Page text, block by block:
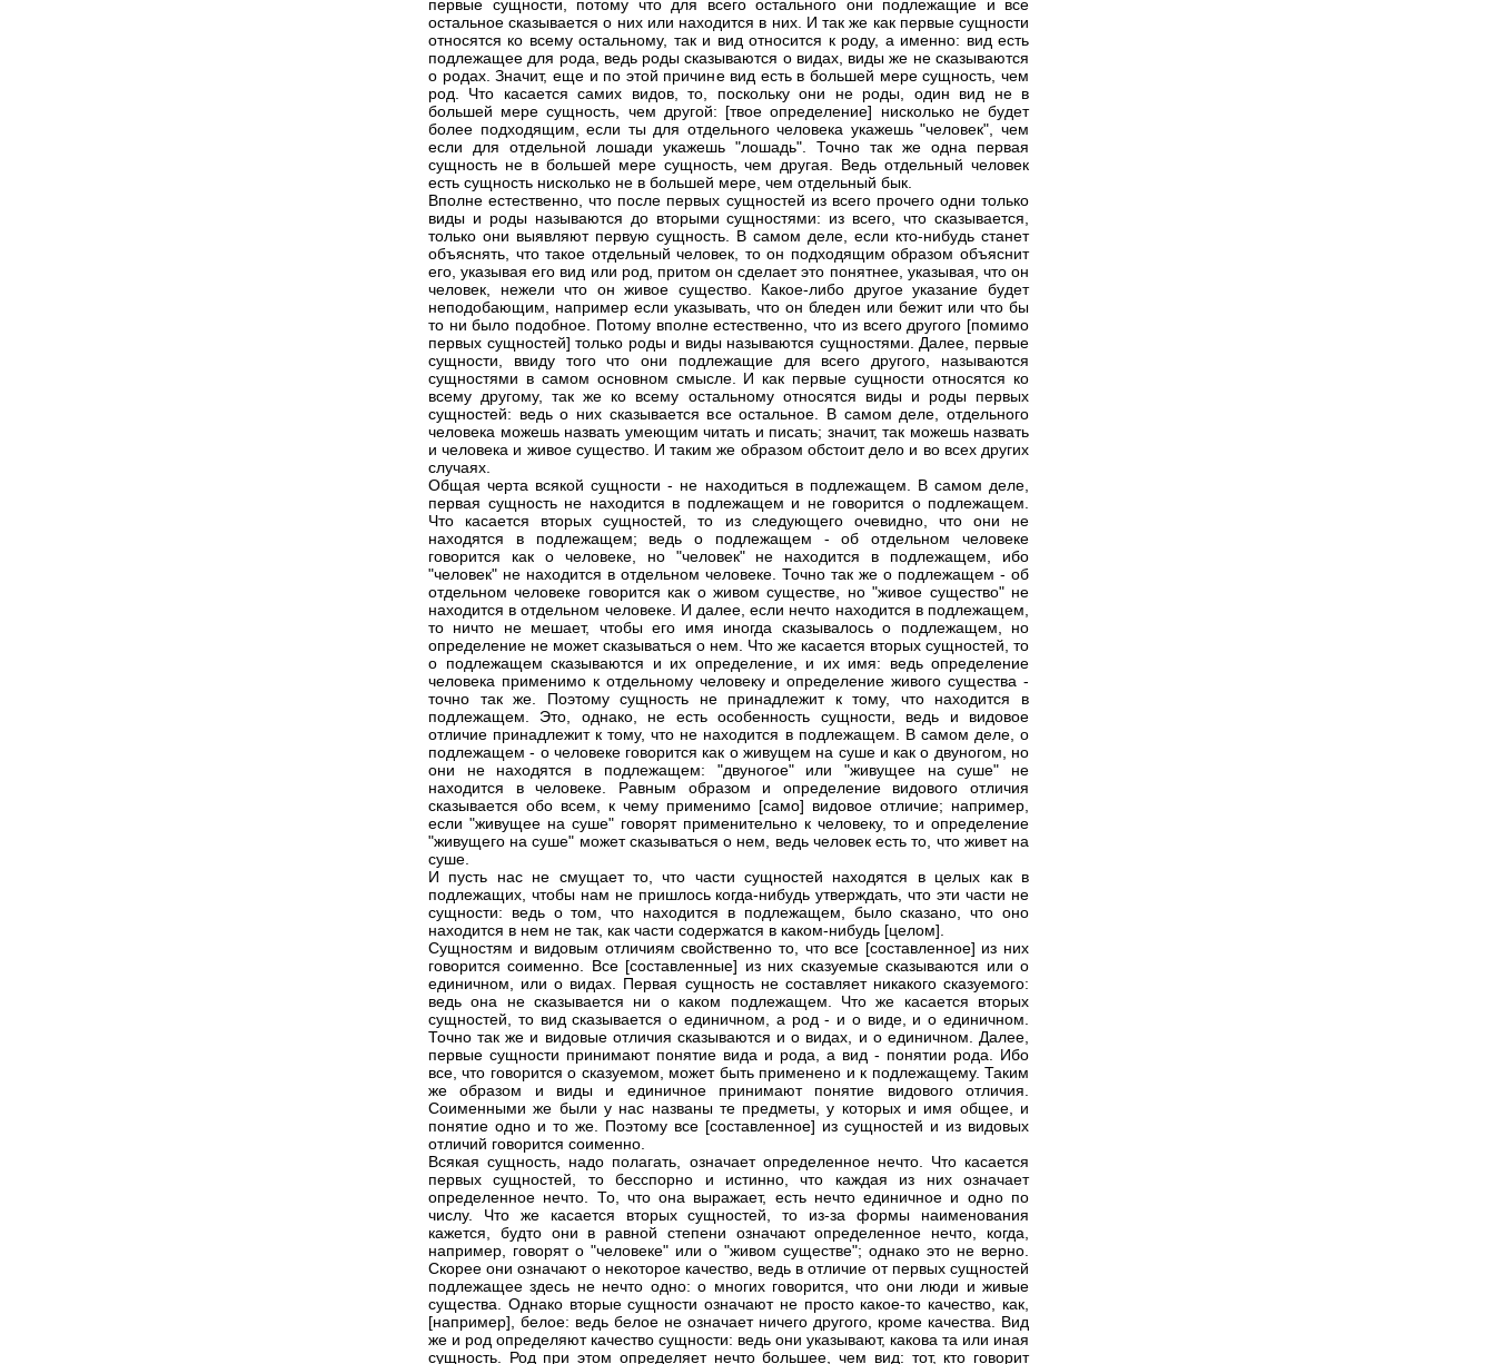
первые сущности, потому что для всего остального они подлежащие и все
остальное сказывается о них или находится в них. И так же как первые сущности
относятся ко всему остальному, так и вид относится к роду, а именно: вид есть
подлежащее для рода, ведь роды сказываются о видах, виды же не сказываются
о родах. Значит, еще и по этой причине вид есть в большей мере сущность, чем
род. Что касается самих видов, то, поскольку они не роды, один вид не в
большей мере сущность, чем другой: [твое определение] нисколько не будет
более подходящим, если ты для отдельного человека укажешь "человек", чем
если для отдельной лошади укажешь "лошадь". Точно так же одна первая
сущность не в большей мере сущность, чем другая. Ведь отдельный человек
есть сущность нисколько не в большей мере, чем отдельный бык.
Вполне естественно, что после первых сущностей из всего прочего одни только
виды и роды называются до вторыми сущностями: из всего, что сказывается,
только они выявляют первую сущность. В самом деле, если кто-нибудь станет
объяснять, что такое отдельный человек, то он подходящим образом объяснит
его, указывая его вид или род, притом он сделает это понятнее, указывая, что он
человек, нежели что он живое существо. Какое-либо другое указание будет
неподобающим, например если указывать, что он бледен или бежит или что бы
то ни было подобное. Потому вполне естественно, что из всего другого [помимо
первых сущностей] только роды и виды называются сущностями. Далее, первые
сущности, ввиду того что они подлежащие для всего другого, называются
сущностями в самом основном смысле. И как первые сущности относятся ко
всему другому, так же ко всему остальному относятся виды и роды первых
сущностей: ведь о них сказывается все остальное. В самом деле, отдельного
человека можешь назвать умеющим читать и писать; значит, так можешь назвать
и человека и живое существо. И таким же образом обстоит дело и во всех других
случаях.
Общая черта всякой сущности - не находиться в подлежащем. В самом деле,
первая сущность не находится в подлежащем и не говорится о подлежащем.
Что касается вторых сущностей, то из следующего очевидно, что они не
находятся в подлежащем; ведь о подлежащем - об отдельном человеке
говорится как о человеке, но "человек" не находится в подлежащем, ибо
"человек" не находится в отдельном человеке. Точно так же о подлежащем - об
отдельном человеке говорится как о живом существе, но "живое существо" не
находится в отдельном человеке. И далее, если нечто находится в подлежащем,
то ничто не мешает, чтобы его имя иногда сказывалось о подлежащем, но
определение не может сказываться о нем. Что же касается вторых сущностей, то
о подлежащем сказываются и их определение, и их имя: ведь определение
человека применимо к отдельному человеку и определение живого существа -
точно так же. Поэтому сущность не принадлежит к тому, что находится в
подлежащем. Это, однако, не есть особенность сущности, ведь и видовое
отличие принадлежит к тому, что не находится в подлежащем. В самом деле, о
подлежащем - о человеке говорится как о живущем на суше и как о двуногом, но
они не находятся в подлежащем: "двуногое" или "живущее на суше" не
находится в человеке. Равным образом и определение видового отличия
сказывается обо всем, к чему применимо [само] видовое отличие; например,
если "живущее на суше" говорят применительно к человеку, то и определение
"живущего на суше" может сказываться о нем, ведь человек есть то, что живет на
суше.
И пусть нас не смущает то, что части сущностей находятся в целых как в
подлежащих, чтобы нам не пришлось когда-нибудь утверждать, что эти части не
сущности: ведь о том, что находится в подлежащем, было сказано, что оно
находится в нем не так, как части содержатся в каком-нибудь [целом].
Сущностям и видовым отличиям свойственно то, что все [составленное] из них
говорится соименно. Все [составленные] из них сказуемые сказываются или о
единичном, или о видах. Первая сущность не составляет никакого сказуемого:
ведь она не сказывается ни о каком подлежащем. Что же касается вторых
сущностей, то вид сказывается о единичном, а род - и о виде, и о единичном.
Точно так же и видовые отличия сказываются и о видах, и о единичном. Далее,
первые сущности принимают понятие вида и рода, а вид - понятии рода. Ибо
все, что говорится о сказуемом, может быть применено и к подлежащему. Таким
же образом и виды и единичное принимают понятие видового отличия.
Соименными же были у нас названы те предметы, у которых и имя общее, и
понятие одно и то же. Поэтому все [составленное] из сущностей и из видовых
отличий говорится соименно.
Всякая сущность, надо полагать, означает определенное нечто. Что касается
первых сущностей, то бесспорно и истинно, что каждая из них означает
определенное нечто. То, что она выражает, есть нечто единичное и одно по
числу. Что же касается вторых сущностей, то из-за формы наименования
кажется, будто они в равной степени означают определенное нечто, когда,
например, говорят о "человеке" или о "живом существе"; однако это не верно.
Скорее они означают о некоторое качество, ведь в отличие от первых сущностей
подлежащее здесь не нечто одно: о многих говорится, что они люди и живые
существа. Однако вторые сущности означают не просто какое-то качество, как,
[например], белое: ведь белое не означает ничего другого, кроме качества. Вид
же и род определяют качество сущности: ведь они указывают, какова та или иная
сущность. Род при этом определяет нечто большее, чем вид: тот, кто говорит